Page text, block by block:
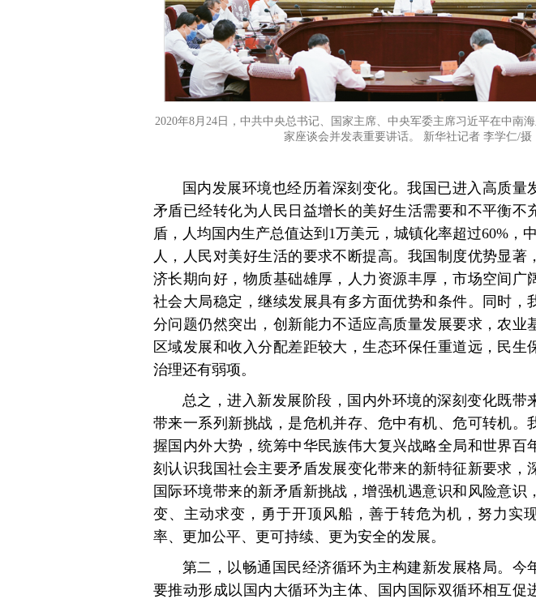
2020年8月24日，中共中央总书记、国家主席、中央军委主席习近平在中南
家座谈会并发表重要讲话。 新华社记者 李学仁/摄
国内发展环境也经历着深刻变化。我国已进入高质量
矛盾已经转化为人民日益增长的美好生活需要和不平衡不
盾，人均国内生产总值达到1万美元，城镇化率超过60%，
人，人民对美好生活的要求不断提高。我国制度优势显著
济长期向好，物质基础雄厚，人力资源丰厚，市场空间广
社会大局稳定，继续发展具有多方面优势和条件。同时，
分问题仍然突出，创新能力不适应高质量发展要求，农业
区域发展和收入分配差距较大，生态环保任重道远，民生
治理还有弱项。
总之，进入新发展阶段，国内外环境的深刻变化既带
带来一系列新挑战，是危机并存、危中有机、危可转机。
握国内外大势，统筹中华民族伟大复兴战略全局和世界百
刻认识我国社会主要矛盾发展变化带来的新特征新要求，
国际环境带来的新矛盾新挑战，增强机遇意识和风险意识
变、主动求变，勇于开顶风船，善于转危为机，努力实
率、更加公平、更可持续、更为安全的发展。
第二，以畅通国民经济循环为主构建新发展格局。今
要推动形成以国内大循环为主体、国内国际双循环相互促